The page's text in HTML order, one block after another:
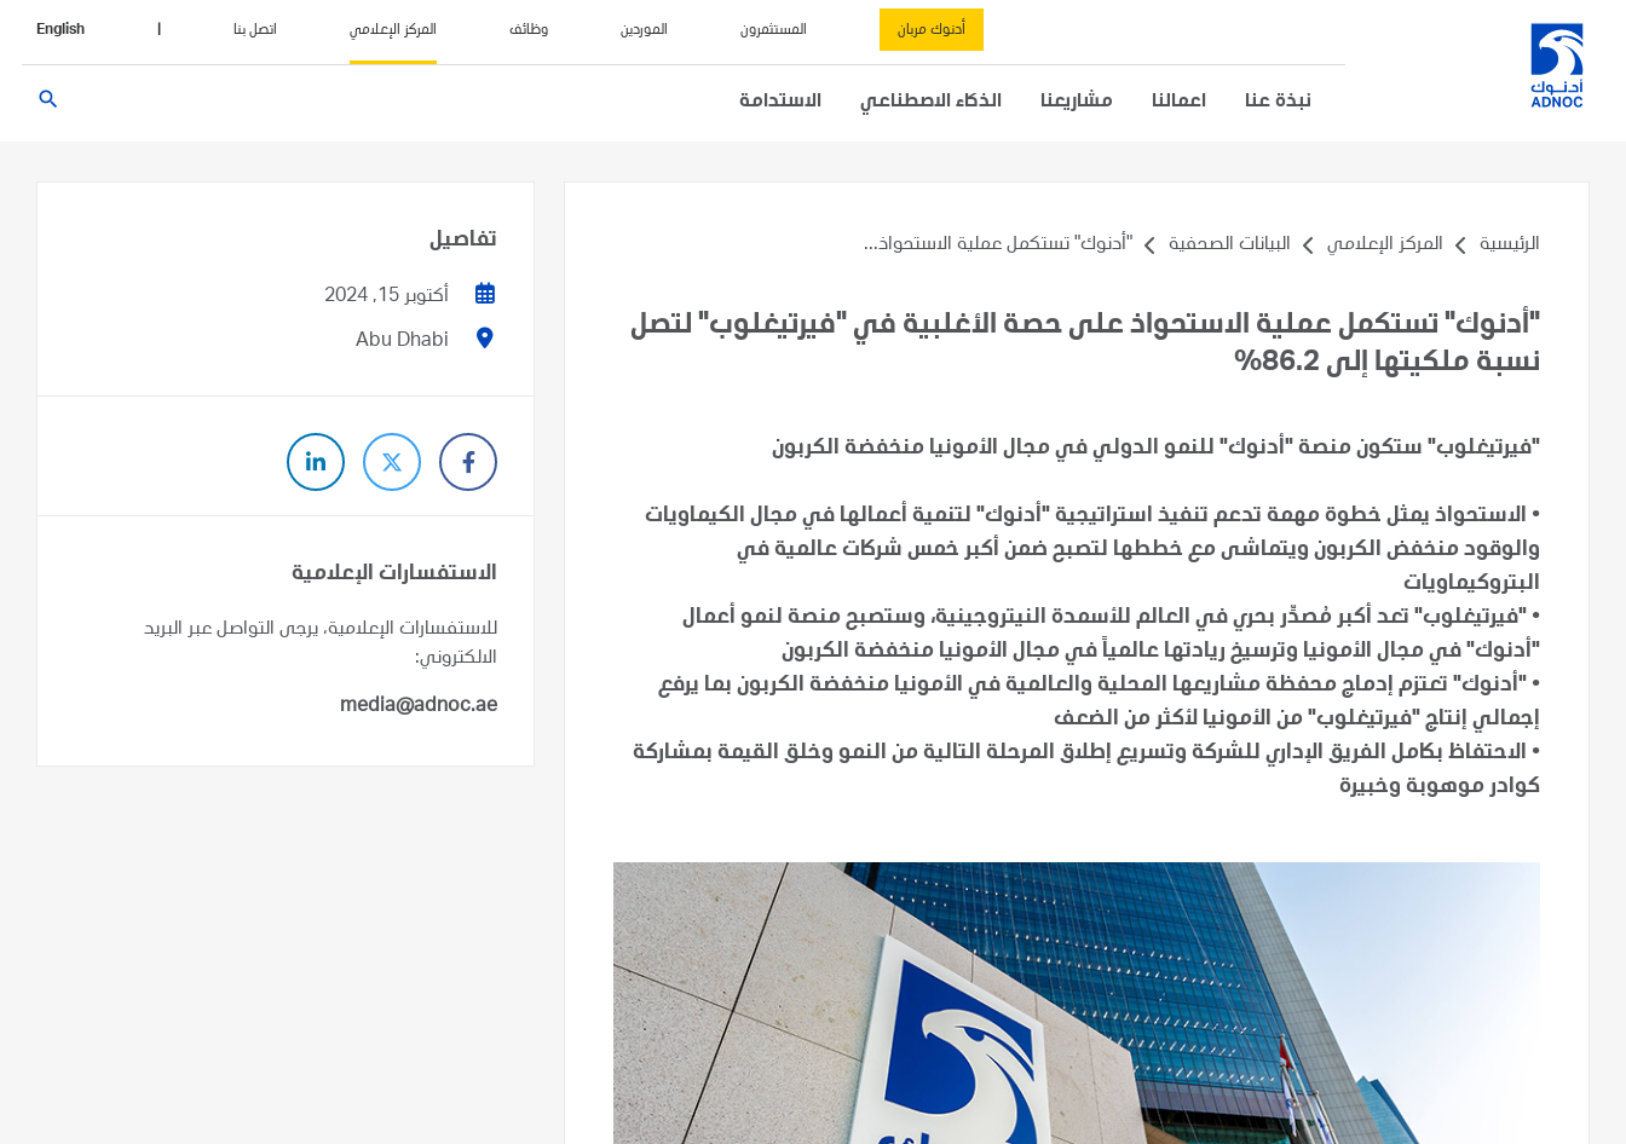
أدنوك مربان المستثمرون الموردين وظائف المركز الإعلامي اتصل بنا English
نبذة عنا اعمالنا مشاريعنا الذكاء الاصطناعي الاستدامة search
الرئيسية المركز الإعلامي البيانات الصحفية "أدنوك" تستكمل عملية الاستحواذ...
"أدنوك" تستكمل عملية الاستحواذ على حصة الأغلبية في "فيرتيغلوب" لتصل
نسبة ملكيتها إلى 86.2%
"فيرتيغلوب" ستكون منصة "أدنوك" للنمو الدولي في مجال الأمونيا منخفضة الكربون
• الاستحواذ يمثل خطوة مهمة تدعم تنفيذ استراتيجية "أدنوك" لتنمية أعمالها في مجال الكيماويات
والوقود منخفض الكربون ويتماشى مع خططها لتصبح ضمن أكبر خمس شركات عالمية في
البتروكيماويات
• "فيرتيغلوب" تعد أكبر مُصدِّر بحري في العالم للأسمدة النيتروجينية، وستصبح منصة لنمو أعمال
"أدنوك" في مجال الأمونيا وترسيخ ريادتها عالمياً في مجال الأمونيا منخفضة الكربون
• "أدنوك" تعتزم إدماج محفظة مشاريعها المحلية والعالمية في الأمونيا منخفضة الكربون بما يرفع
إجمالي إنتاج "فيرتيغلوب" من الأمونيا لأكثر من الضعف
• الاحتفاظ بكامل الفريق الإداري للشركة وتسريع إطلاق المرحلة التالية من النمو وخلق القيمة بمشاركة
كوادر موهوبة وخبيرة
تفاصيل
أكتوبر 15, 2024
Abu Dhabi
الاستفسارات الإعلامية
للاستفسارات الإعلامية، يرجى التواصل عبر البريد
الالكتروني:
media@adnoc.ae